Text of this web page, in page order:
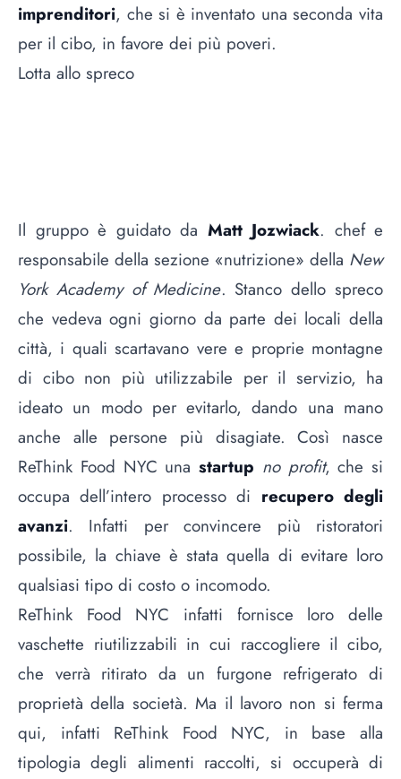
imprenditori, che si è inventato una seconda vita
per il cibo, in favore dei più poveri.
Lotta allo spreco
Il gruppo è guidato da Matt Jozwiack. chef e
responsabile della sezione «nutrizione» della New
York Academy of Medicine. Stanco dello spreco
che vedeva ogni giorno da parte dei locali della
città, i quali scartavano vere e proprie montagne
di cibo non più utilizzabile per il servizio, ha
ideato un modo per evitarlo, dando una mano
anche alle persone più disagiate. Così nasce
ReThink Food NYC una startup no profit, che si
occupa dell’intero processo di recupero degli
avanzi. Infatti per convincere più ristoratori
possibile, la chiave è stata quella di evitare loro
qualsiasi tipo di costo o incomodo.
ReThink Food NYC infatti fornisce loro delle
vaschette riutilizzabili in cui raccogliere il cibo,
che verrà ritirato da un furgone refrigerato di
proprietà della società. Ma il lavoro non si ferma
qui, infatti ReThink Food NYC, in base alla
tipologia degli alimenti raccolti, si occuperà di